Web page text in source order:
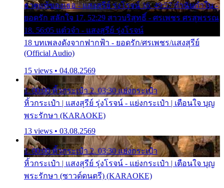
ธาตุแท้ของเธอ - แสงสุรีย์ รุ่งโรจน์ 16. 49:57 กำนันกำใน -
ยอดรัก สลักใจ 17. 52:29 สาวบริสุทธิ์ - ศรเพชร ศรสุพรรณ
18. 56:05 แต๋วจ๋า - แสงสุรีย์ รุ่งโรจน์
18 บทเพลงดังจากฟากฟ้า - ยอดรัก/ศรเพชร/แสงสุรีย์
(Official Audio)
15 views • 04.08.2569
1. 00:00 หิ้วกระเป๋า 2. 03:30 แย่งกระเป๋า
หิ้วกระเป๋า | แสงสุรีย์ รุ่งโรจน์ - แย่งกระเป๋า | เตือนใจ บุญ
พระรักษา (KARAOKE)
13 views • 03.08.2569
1. 00:00 หิ้วกระเป๋า 2. 03:30 แย่งกระเป๋า
หิ้วกระเป๋า | แสงสุรีย์ รุ่งโรจน์ - แย่งกระเป๋า | เตือนใจ บุญ
พระรักษา (ซาวด์ดนตรี) (KARAOKE)